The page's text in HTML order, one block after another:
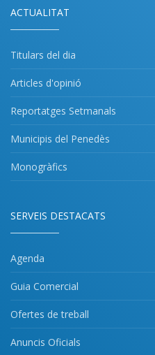
ACTUALITAT
Titulars del dia
Articles d'opinió
Reportatges Setmanals
Municipis del Penedès
Monogràfics
SERVEIS DESTACATS
Agenda
Guia Comercial
Ofertes de treball
Anuncis Oficials